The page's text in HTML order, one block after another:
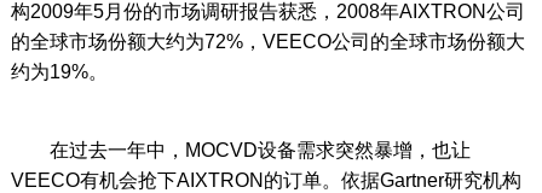
构2009年5月份的市场调研报告获悉，2008年AIXTRON公司
的全球市场份额大约为72%，VEECO公司的全球市场份额大
约为19%。
在过去一年中，MOCVD设备需求突然暴增，也让
VEECO有机会抢下AIXTRON的订单。依据Gartner研究机构